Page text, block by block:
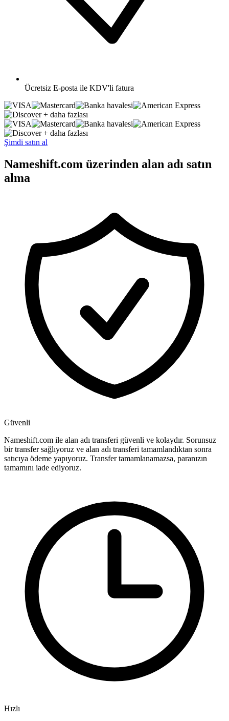
Ücretsiz E-posta ile KDV'li fatura
+ daha fazlası
+ daha fazlası
Şimdi satın al
Nameshift.com üzerinden alan adı satın
alma
Güvenli
Nameshift.com ile alan adı transferi güvenli ve kolaydır. Sorunsuz
bir transfer sağlıyoruz ve alan adı transferi tamamlandıktan sonra
satıcıya ödeme yapıyoruz. Transfer tamamlanamazsa, paranızın
tamamını iade ediyoruz.
Hızlı